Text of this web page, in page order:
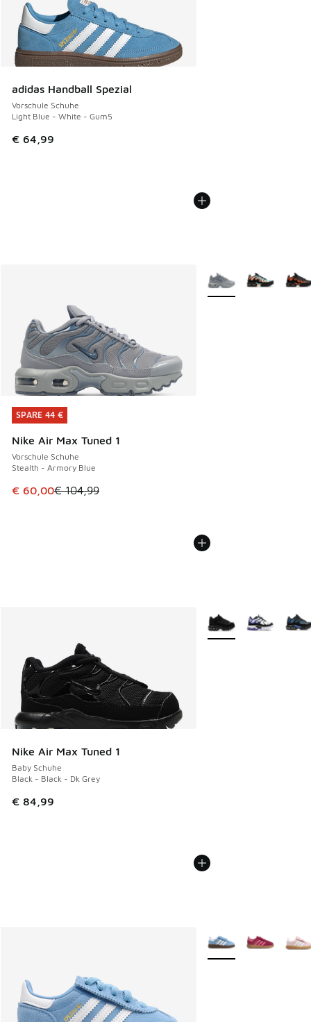
adidas Handball Spezial
Vorschule Schuhe
Light Blue - White - Gum5
€ 64,99
SPARE 44 €
Nike Air Max Tuned 1
Vorschule Schuhe
Stealth - Armory Blue
Dieser Artikel ist im Sale. Der Preis ist von € 104,99 auf €
€ 60,00€ 104,99
SPARE 44 €
Weitere Farben
Nike Air Max Tuned 1
Baby Schuhe
Black - Black - Dk Grey
€ 84,99
Weitere Farben
Weitere Farben